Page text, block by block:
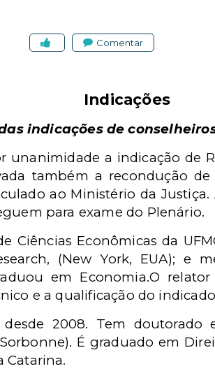
Comentar
Indicações
indicações de
unanimidade a indicação de
também a recondução
ao Ministério da Justiça.
para exame do Plenário.
Ciências Econômicas da
(New York, EUA); e
em Economia.O
e a qualificação do
2008. Tem doutorado
É graduado em
Catarina.